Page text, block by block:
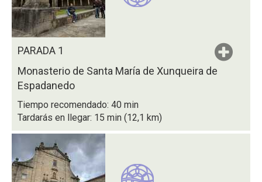
PARADA 1
Monasterio de Santa María de Xunqueira de
Espadanedo
Tiempo recomendado: 40 min
Tardarás en llegar: 15 min (12,1 km)